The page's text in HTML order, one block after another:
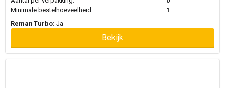
Minimale bestelhoeveelheid:
1
Reman Turbo: Ja
Bekijk